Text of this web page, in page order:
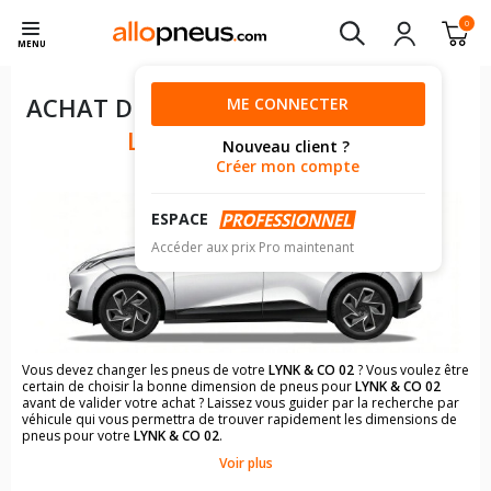
MENU
0
ME CONNECTER
Nouveau client ?
Créer mon compte
ESPACE
Accéder aux prix Pro maintenant
ACHAT DE PNEUS POUR VOTRE
LYNK & CO 02
Vous devez changer les pneus de votre LYNK & CO 02? Vous voulez être
certain de choisir la bonne dimension de pneus pourLYNK & CO 02
avant de valider votre achat ? Laissez vous guider par la recherche par
véhicule qui vous permettra de trouver rapidement les dimensions de
pneus pour votre LYNK & CO 02.
Il n'est pas toujours évident de s'y retrouver dans le choix des
Voir plus